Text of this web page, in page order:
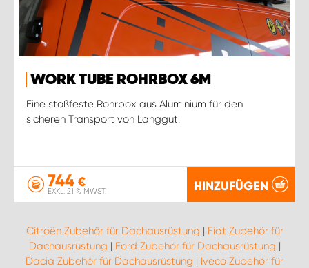
WORK TUBE ROHRBOX 6M
Eine stoßfeste Rohrbox aus Aluminium für den
sicheren Transport von Langgut.
744 €
EXKL. 21 % MWST. HINZUFÜGEN
Citroën Zubehör für Dachausrüstung | Fiat Zubehör für
Dachausrüstung | Ford Zubehör für Dachausrüstung |
Dacia Zubehör für Dachausrüstung | Iveco Zubehör für